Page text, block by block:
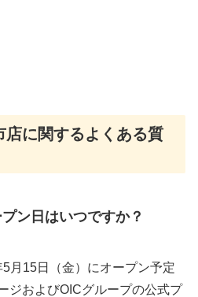
店に関するよくある質
ン日はいつですか？
月15日（金）にオープン予定
ジおよびOICグループの公式プ